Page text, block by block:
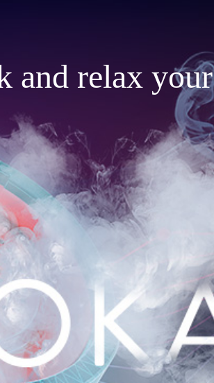
and relax your